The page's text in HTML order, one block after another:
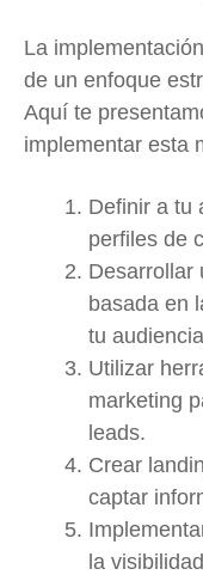
La
de un enfoque
Aquí te
implementar esta
Definir a tu
perfiles de
Desarrollar
basada en
tu
Utilizar
marketing
leads.
Crear
captar
la